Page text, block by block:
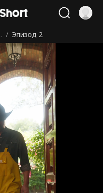
/ Эпизод 2